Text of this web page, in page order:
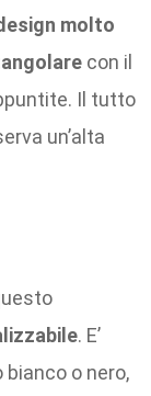
molto
con il
Il tutto
un’alta
. E’
o nero,